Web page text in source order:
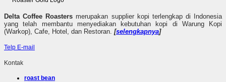
Delta Coffee Roasters merupakan supplier kopi terlengkap di Indonesia
yang telah membantu menyediakan kebutuhan kopi di Warung Kopi
(Warkop), Cafe, Hotel, dan Restoran. [selengkapnya]
Telp E-mail
Kontak
roast bean